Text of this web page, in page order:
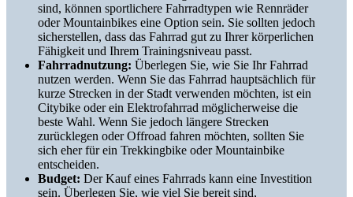
sind, können sportlichere Fahrradtypen wie Rennräder
oder Mountainbikes eine Option sein. Sie sollten jedoch
sicherstellen, dass das Fahrrad gut zu Ihrer körperlichen
Fähigkeit und Ihrem Trainingsniveau passt.
Fahrradnutzung: Überlegen Sie, wie Sie Ihr Fahrrad
nutzen werden. Wenn Sie das Fahrrad hauptsächlich für
kurze Strecken in der Stadt verwenden möchten, ist ein
Citybike oder ein Elektrofahrrad möglicherweise die
beste Wahl. Wenn Sie jedoch längere Strecken
zurücklegen oder Offroad fahren möchten, sollten Sie
sich eher für ein Trekkingbike oder Mountainbike
entscheiden.
Budget: Der Kauf eines Fahrrads kann eine Investition
sein. Überlegen Sie, wie viel Sie bereit sind,